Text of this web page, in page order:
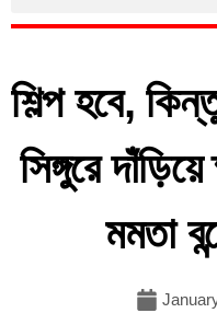
শিল্প হবে,
সিঙ্গুরে দাঁড়িয়ে
মমতা